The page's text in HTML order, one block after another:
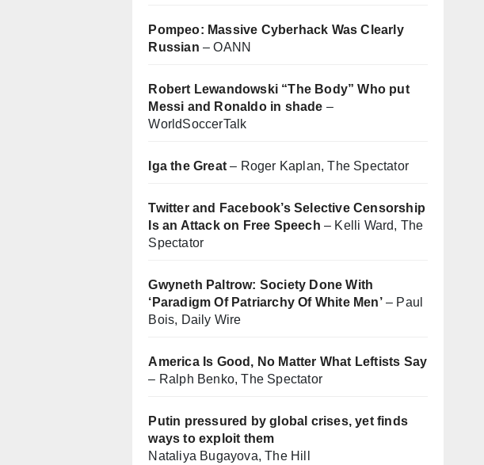
Pompeo: Massive Cyberhack Was Clearly
Russian – OANN
Robert Lewandowski “The Body” Who put
Messi and Ronaldo in shade –
WorldSoccerTalk
Iga the Great– Roger Kaplan, The Spectator
Twitter and Facebook’s Selective Censorship
Is an Attack on Free Speech – Kelli Ward, The
Spectator
Gwyneth Paltrow: Society Done With
‘Paradigm Of Patriarchy Of White Men’– Paul
Bois, Daily Wire
America Is Good, No Matter What Leftists Say
– Ralph Benko, The Spectator
Putin pressured by global crises, yet finds
ways to exploit them
Nataliya Bugayova, The Hill